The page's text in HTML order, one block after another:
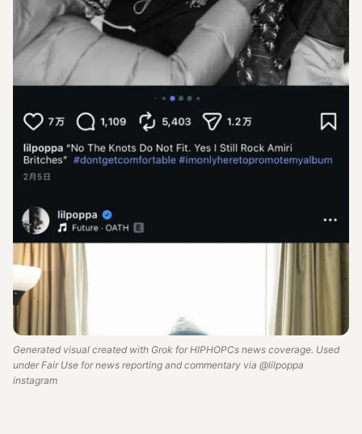
Generated visual created with Grok for HIPHOPCs news coverage. Used
under Fair Use for news reporting and commentary via @lilpoppa
instagram